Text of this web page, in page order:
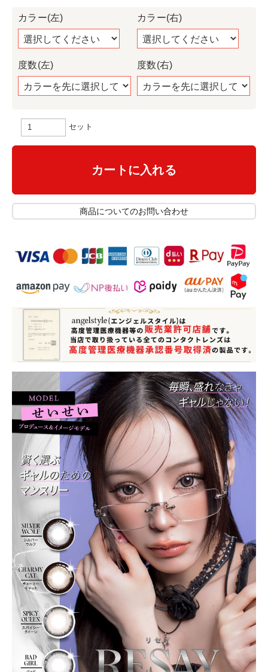
カラー(左)
度数(左)
カラー(右)
度数(右)
セット
カートに入れる
商品についてのお問い合わせ